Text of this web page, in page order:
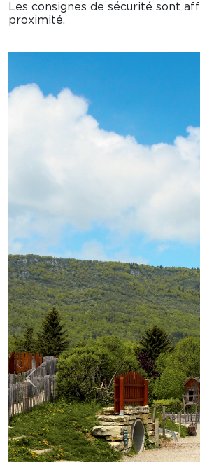
Les consignes de sécurité sont
proximité.
Précédent